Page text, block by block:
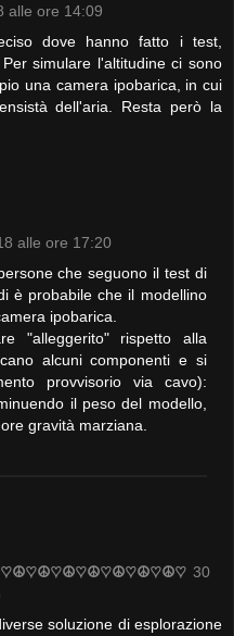
alle ore 14:09
dove hanno fatto i test,
simulare l'altitudine ci sono
una camera ipobarica, in cui
dell'aria. Resta però la
alle ore 17:20
che seguono il test di
è probabile che il modellino
ipobarica.
"alleggerito" rispetto alla
alcuni componenti e si
provvisorio via cavo):
il peso del modello,
gravità marziana.
30
soluzione di esplorazione